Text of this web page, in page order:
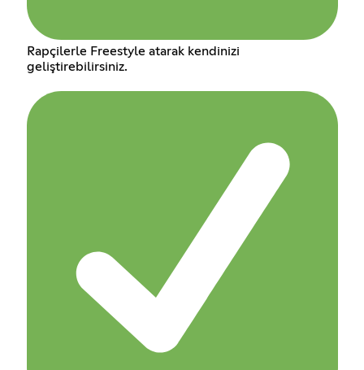
Rapçilerle Freestyle atarak kendinizi
geliştirebilirsiniz.